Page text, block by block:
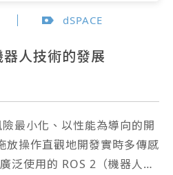
dSPACE
人技術的發展
最小化、以性能為導向的開
放操作直觀地開發實時多傳感
泛使用的 ROS 2（機器人操